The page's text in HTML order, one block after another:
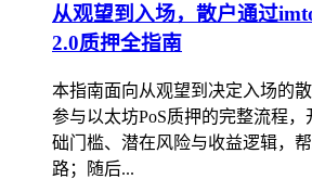
从观望到入场，散户通过
2.0质押全指南
本指南面向从观望到决定入场的
参与以太坊PoS质押的完整流程
础门槛、潜在风险与收益逻辑，
路；随后...